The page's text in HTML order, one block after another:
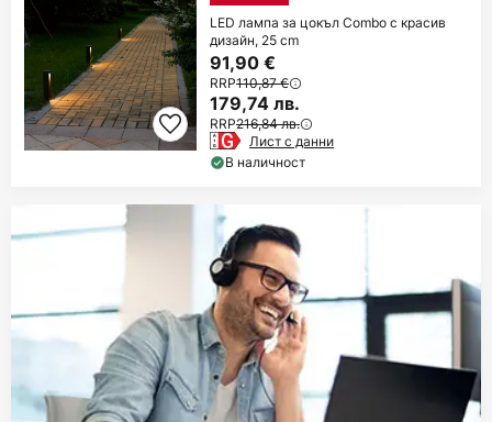
LED лампа за цокъл Combo с красив
дизайн, 25 cm
91,90 €
RRP110,87 €
179,74 лв.
RRP216,84 лв.
Лист с данни
В наличност